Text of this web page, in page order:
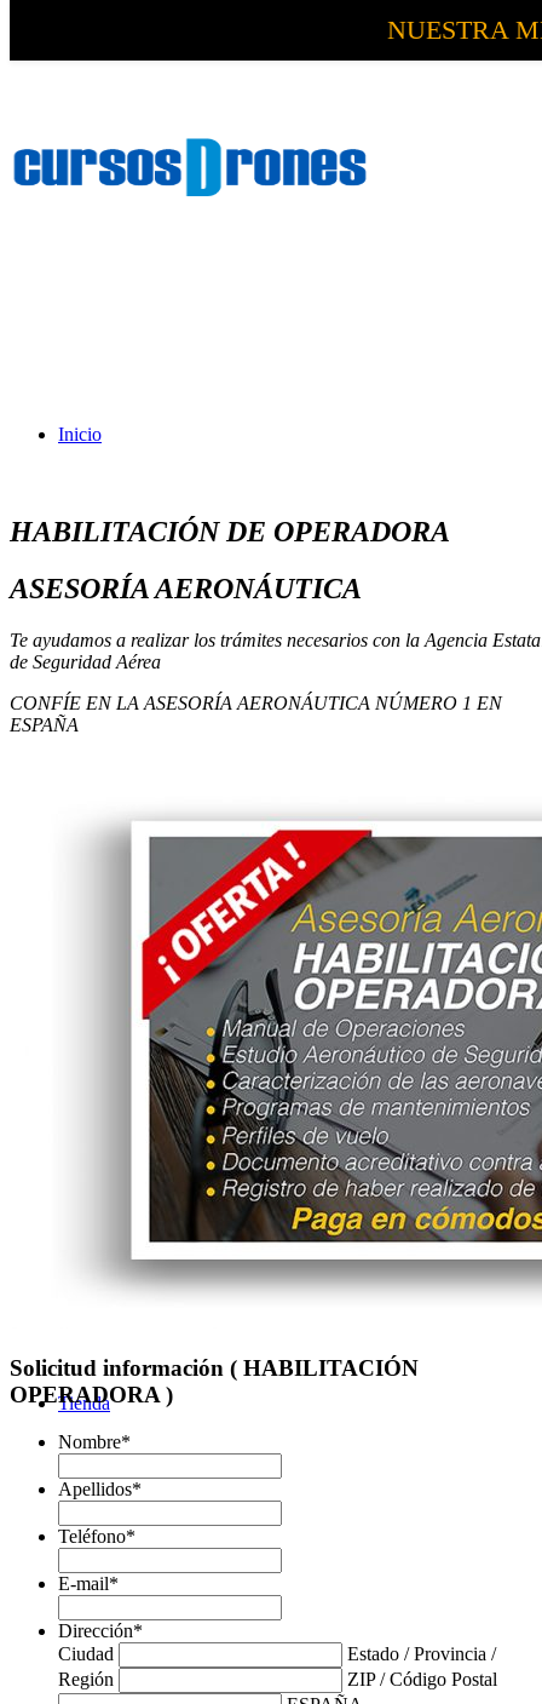
Inicio
Tienda
HABILITACIÓN DE OPERADORA
ASESORÍA AERONÁUTICA
Te ayudamos a realizar los trámites necesarios con la Agencia
de Seguridad Aérea
CONFÍE EN LA ASESORÍA AERONÁUTICA NÚMERO 1 EN
ESPAÑA
Solicitud información ( HABILITACIÓN
OPERADORA )
Nombre*
Apellidos*
Teléfono*
E-mail*
Dirección*
Ciudad
Estado / Provincia /
Región
ZIP / Código Postal
NUESTRA